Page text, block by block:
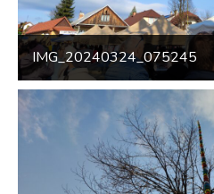
IMG_20240324_075245